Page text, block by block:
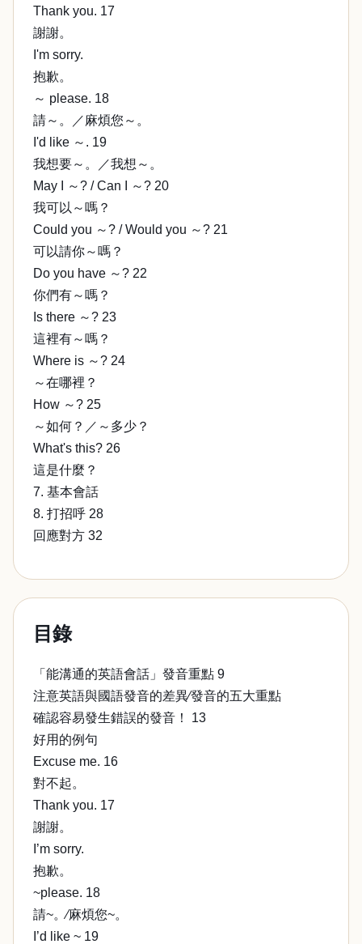
Thank you. 17
謝謝。
I'm sorry.
抱歉。
～ please. 18
請～。／麻煩您～。
I'd like ～. 19
我想要～。／我想～。
May I ～? / Can I ～? 20
我可以～嗎？
Could you ～? / Would you ～? 21
可以請你～嗎？
Do you have ～? 22
你們有～嗎？
Is there ～? 23
這裡有～嗎？
Where is ～? 24
～在哪裡？
How ～? 25
～如何？／～多少？
What's this? 26
這是什麼？
7. 基本會話
8. 打招呼 28
回應對方 32
目錄
「能溝通的英語會話」發音重點 9
注意英語與國語發音的差異∕發音的五大重點
確認容易發生錯誤的發音！ 13
好用的例句
Excuse me. 16
對不起。
Thank you. 17
謝謝。
I’m sorry.
抱歉。
~please. 18
請~。∕麻煩您~。
I’d like ~ 19